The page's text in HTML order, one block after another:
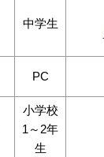
中学生
PC
小学校
1～2年
生